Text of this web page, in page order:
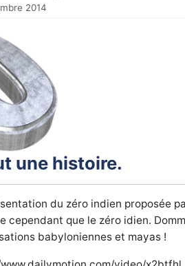
2014
une histoire.
du zéro indien proposée
cependant que le zéro idien.
babyloniennes et mayas !